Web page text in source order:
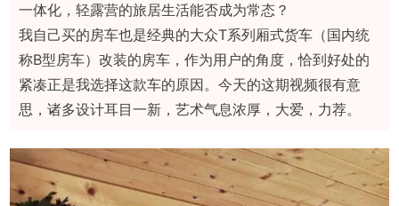
一体化，轻露营的旅居生活能否成为常态？
我自己买的房车也是经典的大众T系列厢式货车（国内统
称B型房车）改装的房车，作为用户的角度，恰到好处的
紧凑正是我选择这款车的原因。今天的这期视频很有意
思，诸多设计耳目一新，艺术气息浓厚，大爱，力荐。